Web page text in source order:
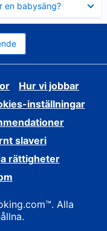
en babysäng?
Hur vi jobbar
inställningar
slaveri
rättigheter
Alla